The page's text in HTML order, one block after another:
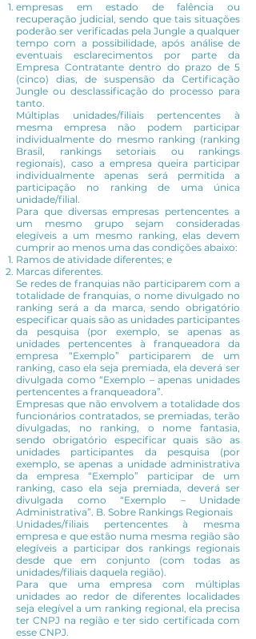
empresas em estado de falência ou
recuperação judicial, sendo que tais situações
poderão ser verificadas pela Jungle a qualquer
tempo com a possibilidade, após análise de
eventuais esclarecimentos por parte da
Empresa Contratante dentro do prazo de 5
(cinco) dias, de suspensão da Certificação
Jungle ou desclassificação do processo para
tanto.
Múltiplas unidades/filiais pertencentes à
mesma empresa não podem participar
individualmente do mesmo ranking (ranking
Brasil, rankings setoriais ou rankings
regionais), caso a empresa queira participar
individualmente apenas será permitida a
participação no ranking de uma única
unidade/filial.
Para que diversas empresas pertencentes a
um mesmo grupo sejam consideradas
elegíveis a um mesmo ranking, elas devem
cumprir ao menos uma das condições abaixo:
Ramos de atividade diferentes; e
Marcas diferentes.
Se redes de franquias não participarem com a
totalidade de franquias, o nome divulgado no
ranking será a da marca, sendo obrigatório
especificar quais são as unidades participantes
da pesquisa (por exemplo, se apenas as
unidades pertencentes à franqueadora da
empresa “Exemplo” participarem de um
ranking, caso ela seja premiada, ela deverá ser
divulgada como “Exemplo – apenas unidades
pertencentes a franqueadora”.
Empresas que não envolvem a totalidade dos
funcionários contratados, se premiadas, terão
divulgadas, no ranking, o nome fantasia,
sendo obrigatório especificar quais são as
unidades participantes da pesquisa (por
exemplo, se apenas a unidade administrativa
da empresa “Exemplo” participar de um
ranking, caso ela seja premiada, deverá ser
divulgada como “Exemplo – Unidade
Administrativa”. B. Sobre Rankings Regionais
Unidades/filiais pertencentes à mesma
empresa e que estão numa mesma região são
elegíveis a participar dos rankings regionais
desde que em conjunto (com todas as
unidades/filiais daquela região).
Para que uma empresa com múltiplas
unidades ao redor de diferentes localidades
seja elegível a um ranking regional, ela precisa
ter CNPJ na região e ter sido certificada com
esse CNPJ.